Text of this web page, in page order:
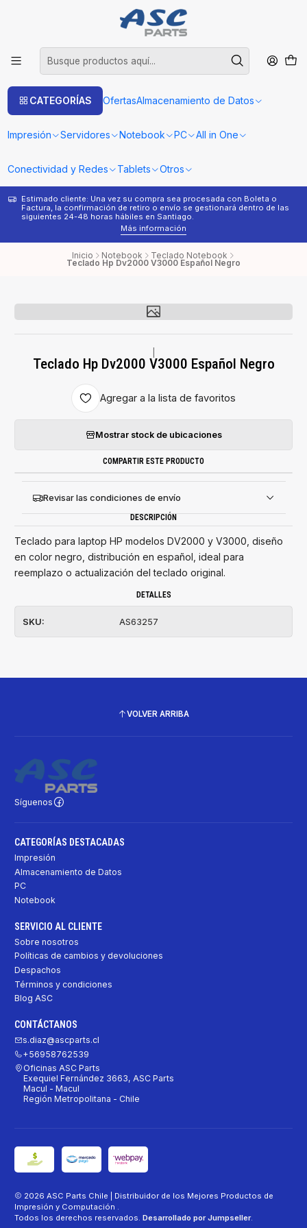
CATEGORÍAS OfertasAlmacenamiento de Datos
Impresión Servidores Notebook PC All in One
Conectividad y Redes Tablets Otros
Estimado cliente: Una vez su compra sea procesada con Boleta o
Factura, la confirmación de retiro o envío se gestionará dentro de las
siguientes 24-48 horas hábiles en Santiago.
Más información
Inicio Notebook Teclado Notebook
Teclado Hp Dv2000 V3000 Español Negro
Teclado Hp Dv2000 V3000 Español Negro
Agregar a la lista de favoritos
Mostrar stock de ubicaciones
COMPARTIR ESTE PRODUCTO
Revisar las condiciones de envío
DESCRIPCIÓN
Teclado para laptop HP modelos DV2000 y V3000, diseño
en color negro, distribución en español, ideal para
reemplazo o actualización del teclado original.
DETALLES
SKU: AS63257
VOLVER ARRIBA
Síguenos
CATEGORÍAS DESTACADAS
Impresión
Almacenamiento de Datos
PC
Notebook
SERVICIO AL CLIENTE
Sobre nosotros
Políticas de cambios y devoluciones
Despachos
Términos y condiciones
Blog ASC
CONTÁCTANOS
s.diaz@ascparts.cl
+56958762539
Oficinas ASC Parts
Exequiel Fernández 3663, ASC Parts
Macul - Macul
Región Metropolitana - Chile
2026 ASC Parts Chile | Distribuidor de los Mejores Productos de
Impresión y Computación .
Todos los derechos reservados. Desarrollado por Jumpseller.